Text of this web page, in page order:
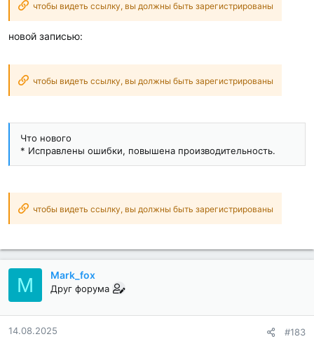
чтобы видеть ссылку, вы должны быть зарегистрированы
новой записью:
чтобы видеть ссылку, вы должны быть зарегистрированы
Что нового
* Исправлены ошибки, повышена производительность.
чтобы видеть ссылку, вы должны быть зарегистрированы
M Mark_fox
Друг форума
14.08.2025 #183